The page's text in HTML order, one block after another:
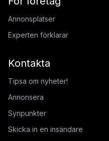
Annonsplatser
Experten förklarar
Kontakta
Tipsa om nyheter!
Annonsera
Synpunkter
Skicka in en insändare